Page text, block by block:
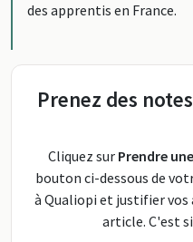
des apprentis en France.
Prenez des
Cliquez sur Prendre
bouton ci-dessous de
à Qualiopi et justifier
article. C'est